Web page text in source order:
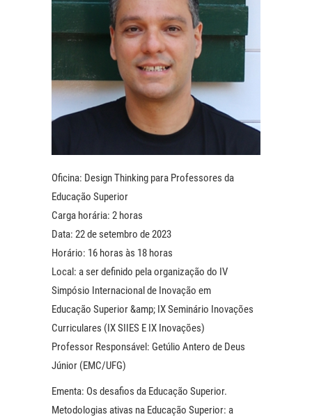
Oficina: Design Thinking para Professores da
Educação Superior
Carga horária: 2 horas
Data: 22 de setembro de 2023
Horário: 16 horas às 18 horas
Local: a ser definido pela organização do IV
Simpósio Internacional de Inovação em
Educação Superior &amp; IX Seminário Inovações
Curriculares (IX SIIES E IX Inovações)
Professor Responsável: Getúlio Antero de Deus
Júnior (EMC/UFG)
Ementa: Os desafios da Educação Superior.
Metodologias ativas na Educação Superior: a